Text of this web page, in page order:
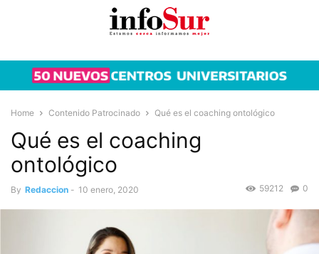
Home Contenido Patrocinado Qué es el coaching ontológico
Qué es el coaching
ontológico
By Redaccion - 10 enero, 2020 0
59212